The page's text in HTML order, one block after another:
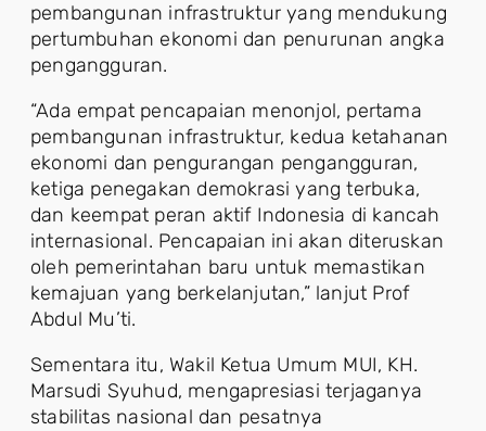
pembangunan infrastruktur yang mendukung
pertumbuhan ekonomi dan penurunan angka
pengangguran.
“Ada empat pencapaian menonjol, pertama
pembangunan infrastruktur, kedua ketahanan
ekonomi dan pengurangan pengangguran,
ketiga penegakan demokrasi yang terbuka,
dan keempat peran aktif Indonesia di kancah
internasional. Pencapaian ini akan diteruskan
oleh pemerintahan baru untuk memastikan
kemajuan yang berkelanjutan,” lanjut Prof
Abdul Mu’ti.
Sementara itu, Wakil Ketua Umum MUI, KH.
Marsudi Syuhud, mengapresiasi terjaganya
stabilitas nasional dan pesatnya